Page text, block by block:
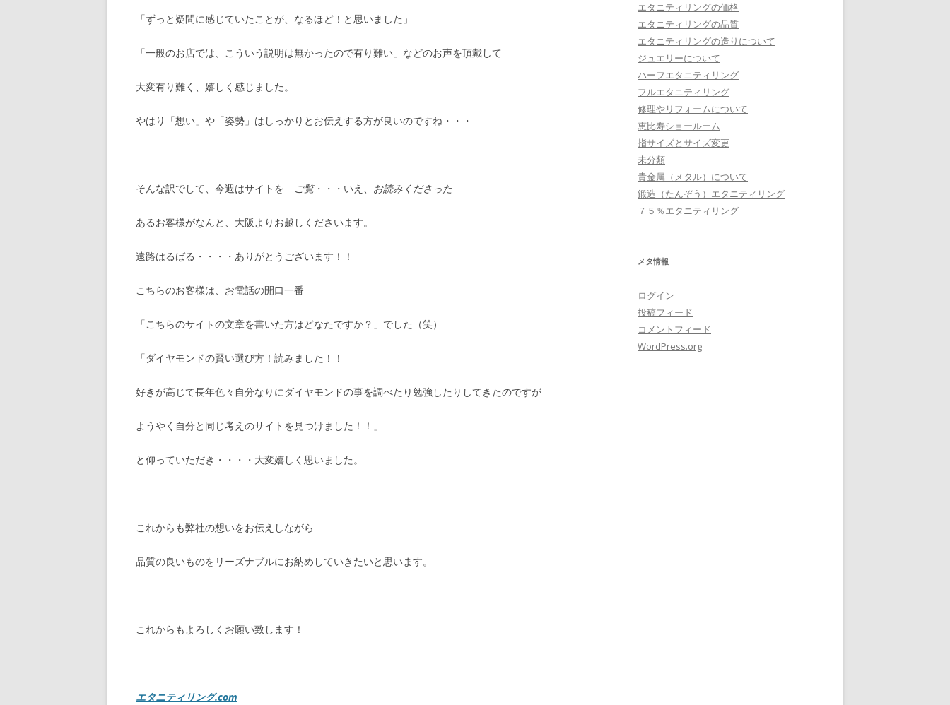
「ずっと疑問に感じていたことが、なるほど！と思いました」
「一般のお店では、こういう説明は無かったので有り難い」などのお声を頂戴して
大変有り難く、嬉しく感じました。
やはり「想い」や「姿勢」はしっかりとお伝えする方が良いのですね・・・
そんな訳でして、今週はサイトを ご覧・・・いえ、 お読みくださった
あるお客様がなんと、大阪よりお越しくださいます。
遠路はるばる・・・・ありがとうございます！！
こちらのお客様は、お電話の開口一番
「こちらのサイトの文章を書いた方はどなたですか？」でした（笑）
「ダイヤモンドの賢い選び方！読みました！！
好きが高じて長年色々自分なりにダイヤモンドの事を調べたり勉強したりしてきたのですが
ようやく自分と同じ考えのサイトを見つけました！！」
と仰っていただき・・・・大変嬉しく思いました。
これからも弊社の想いをお伝えしながら
品質の良いものをリーズナブルにお納めしていきたいと思います。
これからもよろしくお願い致します！
エタニティリング.com
エタニティリングの価格
エタニティリングの品質
エタニティリングの造りについて
ジュエリーについて
ハーフエタニティリング
フルエタニティリング
修理やリフォームについて
恵比寿ショールーム
指サイズとサイズ変更
未分類
貴金属（メタル）について
鍛造（たんぞう）エタニティリング
７５％エタニティリング
メタ情報
ログイン
投稿フィード
コメントフィード
WordPress.org